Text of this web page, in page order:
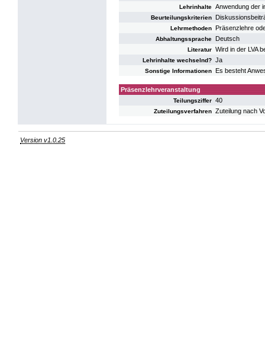
Lehrinhalte Anwendung der
Beurteilungskriterien
Lehrmethoden Präsenzlehre
Abhaltungssprache Deutsch
Literatur Wird in der LVA
Lehrinhalte wechselnd? Ja
Sonstige Informationen Es besteht
Präsenzlehrveranstaltung
Teilungsziffer 40
Zuteilungsverfahren Zuteilung nach
Version v1.0.25